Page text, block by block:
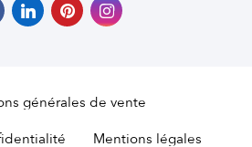
générales de vente
Mentions légales